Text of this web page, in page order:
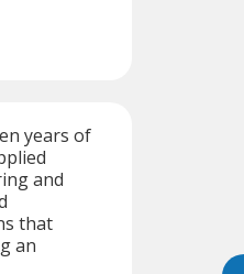
years of
and
that
an